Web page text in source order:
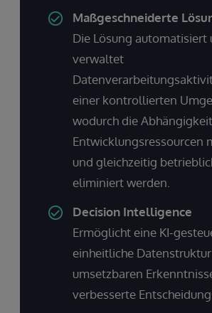
Maßgeschneiderte
Die Lösung automatisiert
verwaltet
einer kontrollierten
wodurch die
Entwicklungsressourcen
und gleichzeitig
eliminiert werden.
Decision Intelligence
Ermöglicht eine KI-
einheitliche
umsetzbaren
verbesserte